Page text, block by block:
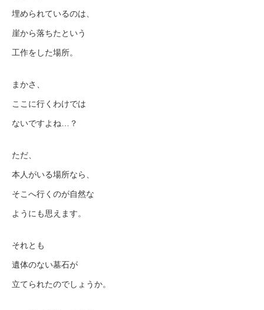
埋められているのは、
崖から落ちたという
工作をした場所。
まかさ、
ここに行くわけでは
ないですよね…？
ただ、
本人がいる場所なら、
そこへ行くのが自然な
ようにも思えます。
それとも
遺体のない墓石が
立てられたのでしょうか。